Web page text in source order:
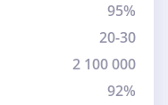
95%
20-30
2 100 000
92%